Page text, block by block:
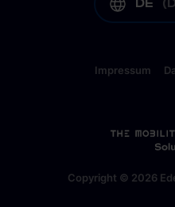
DE (
Copyright © 2026
Impressum